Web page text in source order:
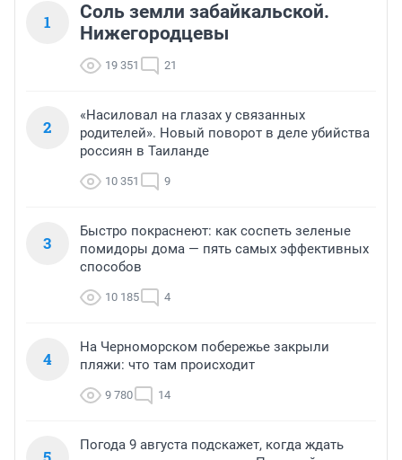
1
Соль земли забайкальской.
Нижегородцевы
19 351 21
2
«Насиловал на глазах у связанных
родителей». Новый поворот в деле убийства
россиян в Таиланде
10 351 9
3
Быстро покраснеют: как соспеть зеленые
помидоры дома — пять самых эффективных
способов
10 185 4
4
На Черноморском побережье закрыли
пляжи: что там происходит
9 780 14
Погода 9 августа подскажет, когда ждать